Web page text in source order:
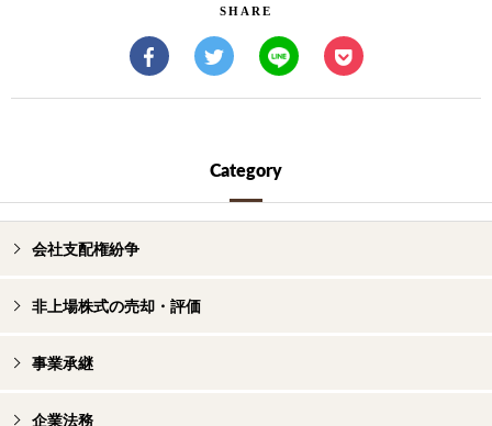
SHARE
Category
会社支配権紛争
非上場株式の売却・評価
事業承継
企業法務